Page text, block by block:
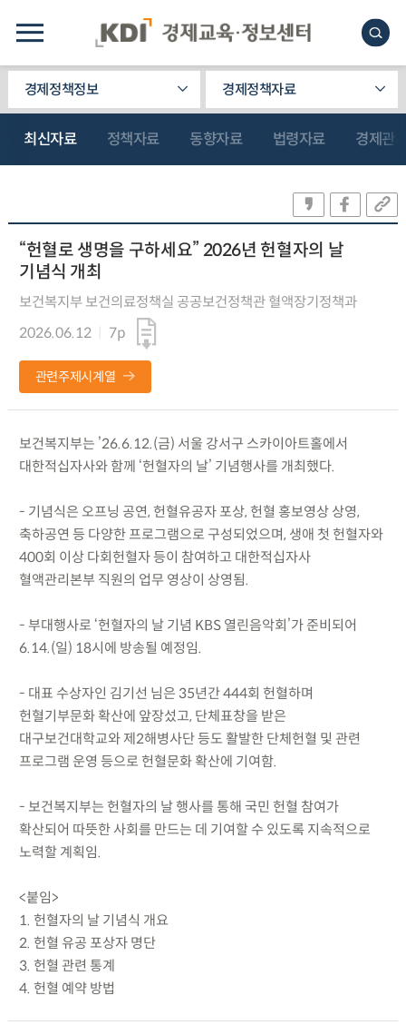
경제정책정보 경제정책자료
최신자료 정책자료 동향자료 법령자료 경제관
“헌혈로 생명을 구하세요” 2026년 헌혈자의 날
기념식 개최
보건복지부 보건의료정책실 공공보건정책관 혈액장기정책과
2026.06.12
7p
관련주제시계열
보건복지부는 ’26.6.12.(금) 서울 강서구 스카이아트홀에서
대한적십자사와 함께 ‘헌혈자의 날’ 기념행사를 개최했다.
- 기념식은 오프닝 공연, 헌혈유공자 포상, 헌혈 홍보영상 상영,
축하공연 등 다양한 프로그램으로 구성되었으며, 생애 첫 헌혈자와
400회 이상 다회헌혈자 등이 참여하고 대한적십자사
혈액관리본부 직원의 업무 영상이 상영됨.
- 부대행사로 ‘헌혈자의 날 기념 KBS 열린음악회’가 준비되어
6.14.(일) 18시에 방송될 예정임.
- 대표 수상자인 김기선 님은 35년간 444회 헌혈하며
헌혈기부문화 확산에 앞장섰고, 단체표창을 받은
대구보건대학교와 제2해병사단 등도 활발한 단체헌혈 및 관련
프로그램 운영 등으로 헌혈문화 확산에 기여함.
- 보건복지부는 헌혈자의 날 행사를 통해 국민 헌혈 참여가
확산되어 따뜻한 사회를 만드는 데 기여할 수 있도록 지속적으로
노력할 계획임.
<붙임>
1. 헌혈자의 날 기념식 개요
2. 헌혈 유공 포상자 명단
3. 헌혈 관련 통계
4. 헌혈 예약 방법